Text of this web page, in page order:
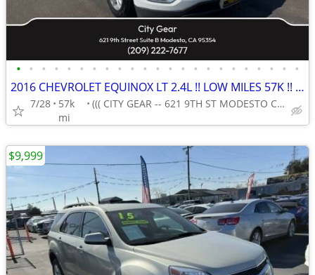
• • • • • • • • • • • • • • • • • • • • • • •
2016 CHEVROLET EQUINOX LT 2.4L !! LOW MILES 57K !! GAS SAVER !!
7/28
57k
mi
((( CITY GEAR -- 621 9TH ST MODESTO CA 95354 ))
$9,999